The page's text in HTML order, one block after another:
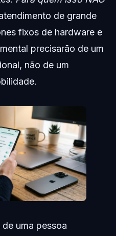
de grande
fixos de hardware e
precisarão de um
não de um
uma pessoa